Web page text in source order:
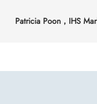
Patricia Poon，IHS